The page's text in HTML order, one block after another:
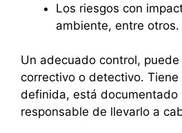
Los riesgos con
ambiente, entre otros.
Un adecuado control,
correctivo o detectivo.
definida, está documentado
responsable de llevarlo a